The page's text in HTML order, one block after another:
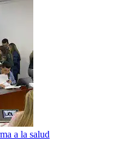
a la salud